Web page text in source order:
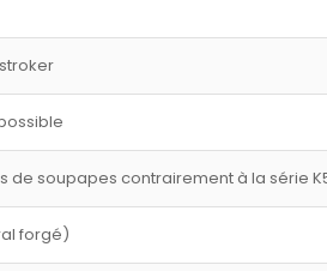
de soupapes contrairement à la série
forgé)